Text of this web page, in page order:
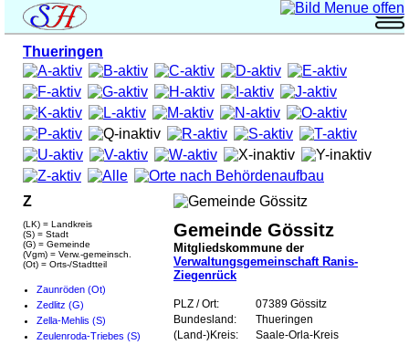
Thueringen
Z
(LK) = Landkreis
(S) = Stadt
(G) = Gemeinde
(Vgm) = Verw.-gemeinsch.
(Ot) = Orts-/Stadtteil
Zaunröden (Ot)
Zedlitz (G)
Zella-Mehlis (S)
Zeulenroda-Triebes (S)
Gemeinde Gössitz
Mitgliedskommune der
Verwaltungsgemeinschaft Ranis-
Ziegenrück
PLZ / Ort:
07389 Gössitz
Bundesland:
Thueringen
(Land-)Kreis:
Saale-Orla-Kreis